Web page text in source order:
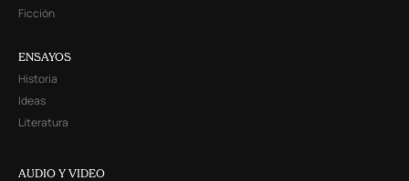
Ficción
ENSAYOS
Historia
Ideas
Literatura
AUDIO Y VIDEO